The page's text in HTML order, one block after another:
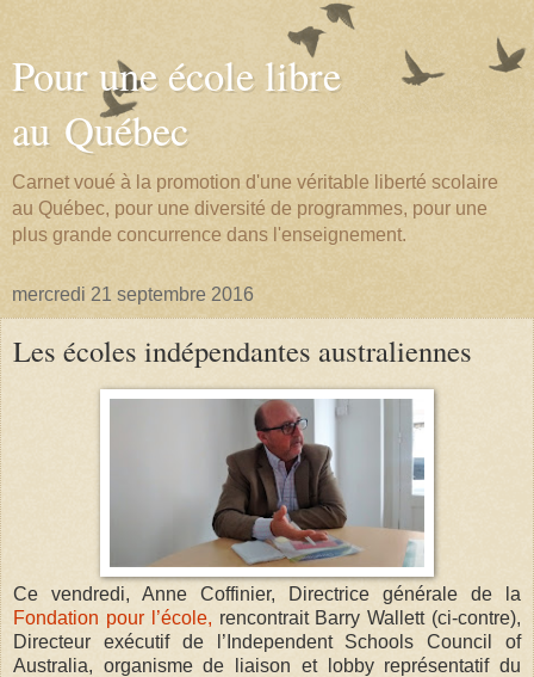
Pour une école libre
au Québec
Carnet voué à la promotion d'une véritable liberté scolaire
au Québec, pour une diversité de programmes, pour une
plus grande concurrence dans l'enseignement.
mercredi 21 septembre 2016
Les écoles indépendantes australiennes
Ce vendredi, Anne Coffinier, Directrice générale de la
Fondation pour l’école, rencontrait Barry Wallett (ci-contre),
Directeur exécutif de l’Independent Schools Council of
Australia, organisme de liaison et lobby représentatif du